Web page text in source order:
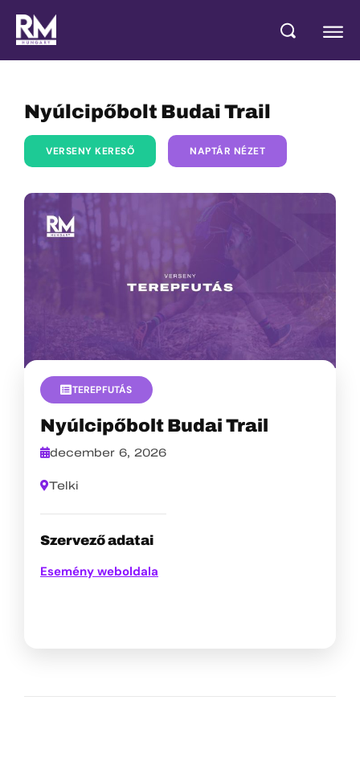
Nyúlcipőbolt Budai Trail
VERSENY KERESŐ NAPTÁR NÉZET
TEREPFUTÁS
Nyúlcipőbolt Budai Trail
december 6, 2026
Telki
Szervező adatai
Esemény weboldala